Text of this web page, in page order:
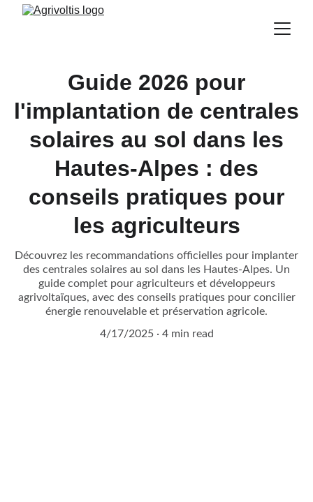
Guide 2026 pour
l'implantation de centrales
solaires au sol dans les
Hautes-Alpes : des
conseils pratiques pour
les agriculteurs
Découvrez les recommandations officielles pour implanter
des centrales solaires au sol dans les Hautes-Alpes. Un
guide complet pour agriculteurs et développeurs
agrivoltaïques, avec des conseils pratiques pour concilier
énergie renouvelable et préservation agricole.
4/17/2025
4 min read